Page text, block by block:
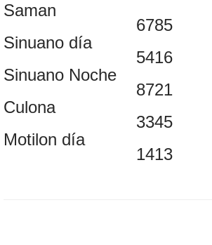
Saman
Sinuano día
Sinuano Noche
Culona
Motilon día
6785
5416
8721
3345
1413